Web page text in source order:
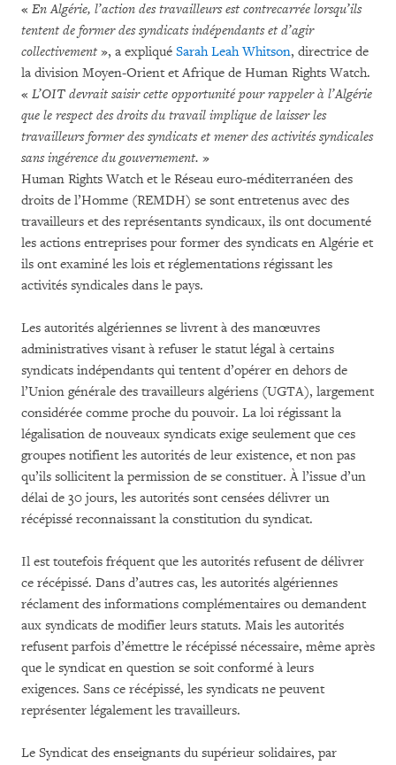
« En Algérie, l’action des travailleurs est contrecarrée lorsqu’ils
tentent de former des syndicats indépendants et d’agir
collectivement », a expliqué Sarah Leah Whitson, directrice de
la division Moyen-Orient et Afrique de Human Rights Watch.
« L’OIT devrait saisir cette opportunité pour rappeler à l’Algérie
que le respect des droits du travail implique de laisser les
travailleurs former des syndicats et mener des activités syndicales
sans ingérence du gouvernement. »
Human Rights Watch et le Réseau euro-méditerranéen des
droits de l’Homme (REMDH) se sont entretenus avec des
travailleurs et des représentants syndicaux, ils ont documenté
les actions entreprises pour former des syndicats en Algérie et
ils ont examiné les lois et réglementations régissant les
activités syndicales dans le pays.
Les autorités algériennes se livrent à des manœuvres
administratives visant à refuser le statut légal à certains
syndicats indépendants qui tentent d’opérer en dehors de
l’Union générale des travailleurs algériens (UGTA), largement
considérée comme proche du pouvoir. La loi régissant la
légalisation de nouveaux syndicats exige seulement que ces
groupes notifient les autorités de leur existence, et non pas
qu’ils sollicitent la permission de se constituer. À l’issue d’un
délai de 30 jours, les autorités sont censées délivrer un
récépissé reconnaissant la constitution du syndicat.
Il est toutefois fréquent que les autorités refusent de délivrer
ce récépissé. Dans d’autres cas, les autorités algériennes
réclament des informations complémentaires ou demandent
aux syndicats de modifier leurs statuts. Mais les autorités
refusent parfois d’émettre le récépissé nécessaire, même après
que le syndicat en question se soit conformé à leurs
exigences. Sans ce récépissé, les syndicats ne peuvent
représenter légalement les travailleurs.
Le Syndicat des enseignants du supérieur solidaires, par